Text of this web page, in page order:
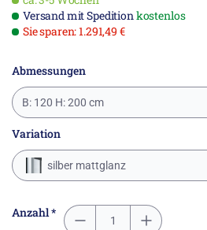
Versand mit Speditionkostenlos
Sie sparen: 1.291,49 €
Abmessungen
B: 120 H: 200 cm
Variation
silber mattglanz
Anzahl *